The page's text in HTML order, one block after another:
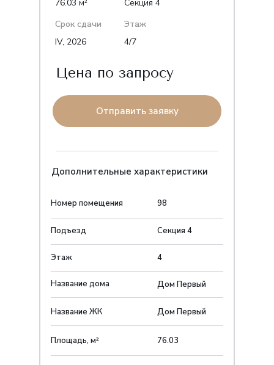
Срок сдачи
76.03 м² Секция 4
IV, 2026
Этаж
4/7
Цена по запросу
Дополнительные характеристики
Номер помещения 98
Отправить заявку
Подъезд Секция 4
Этаж 4
Название дома Дом Первый
Название ЖК Дом Первыйㅤ
Площадь, м² 76.03